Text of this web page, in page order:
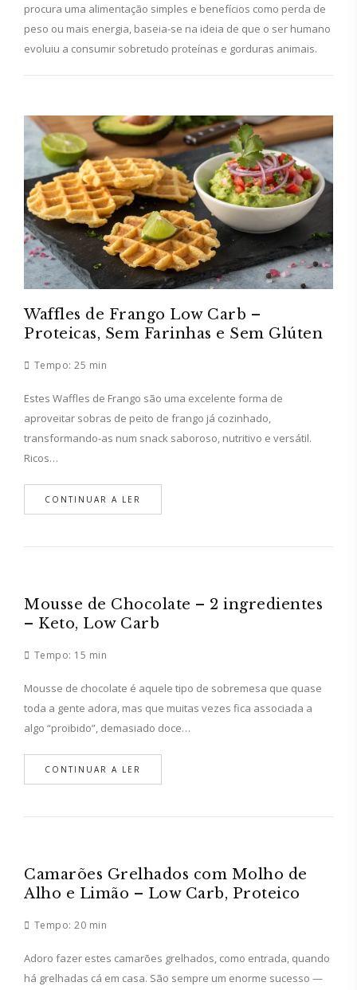
procura uma alimentação simples e benefícios como perda de
peso ou mais energia, baseia-se na ideia de que o ser humano
evoluiu a consumir sobretudo proteínas e gorduras animais.
Waffles de Frango Low Carb –
Proteicas, Sem Farinhas e Sem Glúten
Tempo: 25 min
Estes Waffles de Frango são uma excelente forma de
aproveitar sobras de peito de frango já cozinhado,
transformando-as num snack saboroso, nutritivo e versátil.
Ricos…
CONTINUAR A LER
Mousse de Chocolate – 2 ingredientes
– Keto, Low Carb
Tempo: 15 min
Mousse de chocolate é aquele tipo de sobremesa que quase
toda a gente adora, mas que muitas vezes fica associada a
algo “proibido”, demasiado doce…
CONTINUAR A LER
Camarões Grelhados com Molho de
Alho e Limão – Low Carb, Proteico
Tempo: 20 min
Adoro fazer estes camarões grelhados, como entrada, quando
há grelhadas cá em casa. São sempre um enorme sucesso —